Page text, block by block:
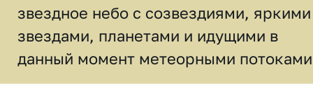
звездное небо c созвездиями, яркими
звездами, планетами и идущими в
данный момент метеорными